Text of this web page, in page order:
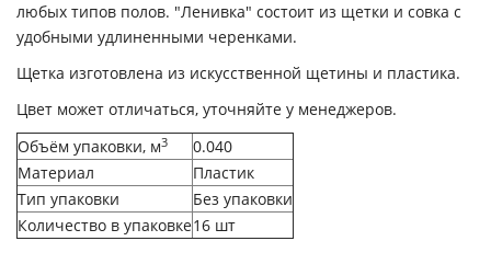
любых типов полов. "Ленивка" состоит из щетки и совка с
удобными удлиненными черенками.
Щетка изготовлена из искусственной щетины и пластика.
Цвет может отличаться, уточняйте у менеджеров.
Объём упаковки, м3
0.040
Материал
Пластик
Тип упаковки
Без упаковки
Количество в упаковке16 шт